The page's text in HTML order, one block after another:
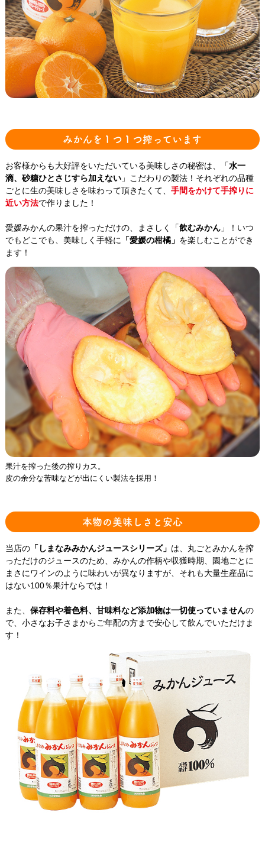
果汁を搾った後の搾りカス。
皮の余分な苦味などが出にくい製法を採用！
みかんを１つ１つ搾っています
お客様からも大好評をいただいている美味しさの秘密は、「 水一
滴、砂糖ひとさじすら加えない」こだわりの製法！それぞれの品種
ごとに生の美味しさを味わって頂きたくて、 手間をかけて手搾りに
近い方法で作りました！
愛媛みかんの果汁を搾っただけの、まさしく「 飲むみかん」！いつ
でもどこでも、美味しく手軽に 「愛媛の柑橘」 を楽しむことができ
ます！
本物の美味しさと安心
当店の「しまなみみかんジュースシリーズ」 は、丸ごとみかんを搾
っただけのジュースのため、みかんの作柄や収獲時期、園地ごとに
まさにワインのように味わいが異なりますが、それも大量生産品に
はない100％果汁ならでは！
また、 保存料や着色料、甘味料など添加物は一切使っていませんの
で、小さなお子さまからご年配の方まで安心して飲んでいただけま
す！